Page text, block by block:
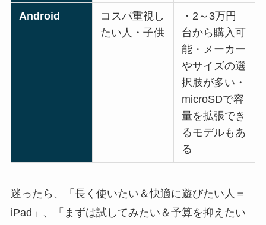
Android
コスパ重視し
たい人・子供
・2～3万円
台から購入可
能・メーカー
やサイズの選
択肢が多い・
microSDで容
量を拡張でき
るモデルもあ
る
迷ったら、「長く使いたい＆快適に遊びたい人＝
iPad」、「まずは試してみたい＆予算を抑えたい